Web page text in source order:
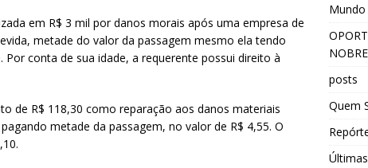
em R$ 3 mil por danos morais após uma empresa de
metade do valor da passagem mesmo ela tendo
conta de sua idade, a requerente possui direito à
de R$ 118,30 como reparação aos danos materiais
metade da passagem, no valor de R$ 4,55. O
Mundo
posts
Quem